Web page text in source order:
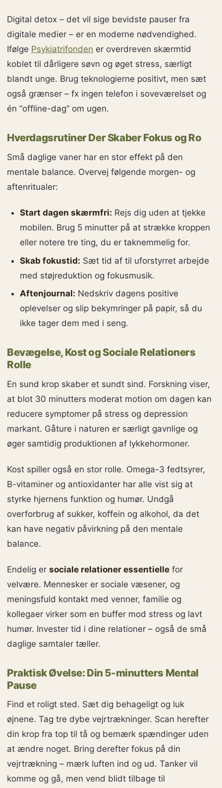
Digital detox – det vil sige bevidste pauser fra
digitale medier – er en moderne nødvendighed.
Ifølge Psykiatrifonden er overdreven skærmtid
koblet til dårligere søvn og øget stress, særligt
blandt unge. Brug teknologierne positivt, men sæt
også grænser – fx ingen telefon i soveværelset og
én “offline-dag” om ugen.
Hverdagsrutiner Der Skaber Fokus og Ro
Små daglige vaner har en stor effekt på den
mentale balance. Overvej følgende morgen- og
aftenritualer:
Start dagen skærmfri: Rejs dig uden at tjekke
mobilen. Brug 5 minutter på at strække kroppen
eller notere tre ting, du er taknemmelig for.
Skab fokustid: Sæt tid af til uforstyrret arbejde
med støjreduktion og fokusmusik.
Aftenjournal: Nedskriv dagens positive
oplevelser og slip bekymringer på papir, så du
ikke tager dem med i seng.
Bevægelse, Kost og Sociale Relationers
Rolle
En sund krop skaber et sundt sind. Forskning viser,
at blot 30 minutters moderat motion om dagen kan
reducere symptomer på stress og depression
markant. Gåture i naturen er særligt gavnlige og
øger samtidig produktionen af lykkehormoner.
Kost spiller også en stor rolle. Omega-3 fedtsyrer,
B-vitaminer og antioxidanter har alle vist sig at
styrke hjernens funktion og humør. Undgå
overforbrug af sukker, koffein og alkohol, da det
kan have negativ påvirkning på den mentale
balance.
Endelig er sociale relationer essentielle for
velvære. Mennesker er sociale væsener, og
meningsfuld kontakt med venner, familie og
kollegaer virker som en buffer mod stress og lavt
humør. Invester tid i dine relationer – også de små
daglige samtaler tæller.
Praktisk Øvelse: Din 5-minutters Mental
Pause
Find et roligt sted. Sæt dig behageligt og luk
øjnene. Tag tre dybe vejrtrækninger. Scan herefter
din krop fra top til tå og bemærk spændinger uden
at ændre noget. Bring derefter fokus på din
vejrtrækning – mærk luften ind og ud. Tanker vil
komme og gå, men vend blidt tilbage til